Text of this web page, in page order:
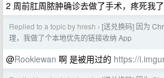
2 周前肛周脓肿确诊去做了手术，疼死我
Replied to a topic by hresh › [送兑换码] 因为
理，我做了个本地优先的链接收纳 App
@Rookiewan 啊 是被用过的 https://